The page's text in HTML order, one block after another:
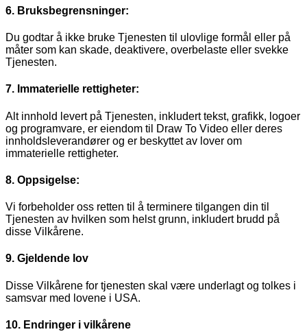
6. Bruksbegrensninger:
Du godtar å ikke bruke Tjenesten til ulovlige formål eller på
måter som kan skade, deaktivere, overbelaste eller svekke
Tjenesten.
7. Immaterielle rettigheter:
Alt innhold levert på Tjenesten, inkludert tekst, grafikk, logoer
og programvare, er eiendom til Draw To Video eller deres
innholdsleverandører og er beskyttet av lover om
immaterielle rettigheter.
8. Oppsigelse:
Vi forbeholder oss retten til å terminere tilgangen din til
Tjenesten av hvilken som helst grunn, inkludert brudd på
disse Vilkårene.
9. Gjeldende lov
Disse Vilkårene for tjenesten skal være underlagt og tolkes i
samsvar med lovene i USA.
10. Endringer i vilkårene